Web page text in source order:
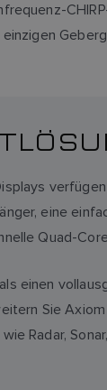
eine
Quad-
einen
Sie
Radar,